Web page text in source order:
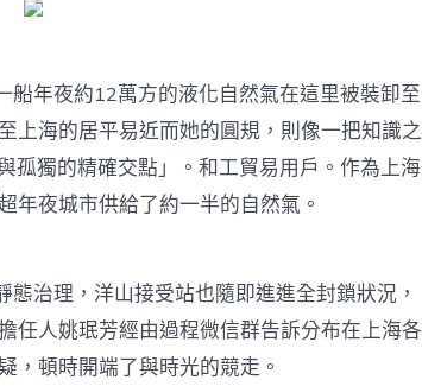
年夜約12萬方的液化自然氣在這里被裝卸至
上海的居平易近而她的圓規，則像一把知識之
孤獨的精確交點」。和工貿易用戶。作為上海
年夜城市供給了約一半的自然氣。
治理，洋山接受站也隨即進進全封鎖狀況，
任人姚珉芳經由過程微信群告訴分布在上海各
，頓時開端了與時光的競走。